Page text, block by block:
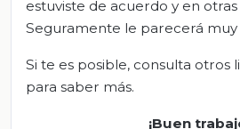
estuviste de acuerdo y en
Seguramente le parecerá muy
Si te es posible, consulta otros
para saber más.
¡Buen